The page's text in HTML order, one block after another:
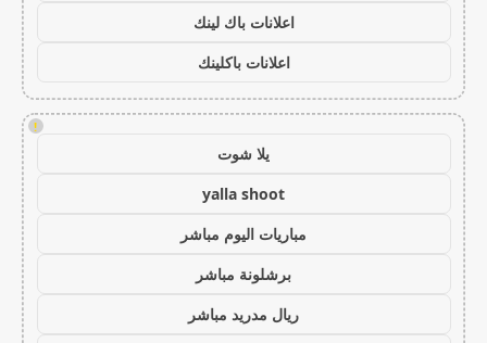
اعلانات باك لينك
اعلانات باكلينك
!
يلا شوت
yalla shoot
مباريات اليوم مباشر
برشلونة مباشر
ريال مدريد مباشر